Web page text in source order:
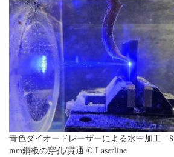
青色ダイオードレーザーによる水中加工 - 8
mm鋼板の穿孔/貫通 © Laserline